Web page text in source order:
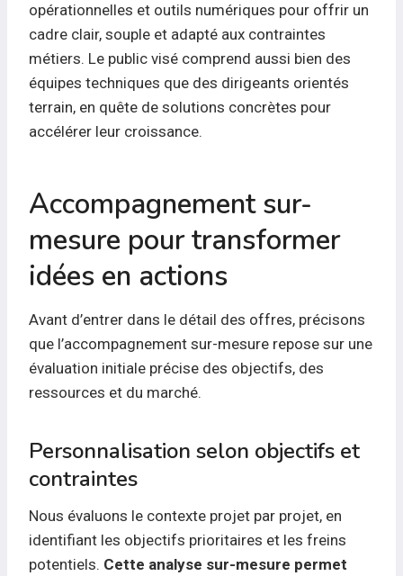
opérationnelles et outils numériques pour offrir un
cadre clair, souple et adapté aux contraintes
métiers. Le public visé comprend aussi bien des
équipes techniques que des dirigeants orientés
terrain, en quête de solutions concrètes pour
accélérer leur croissance.
Accompagnement sur-
mesure pour transformer
idées en actions
Avant d’entrer dans le détail des offres, précisons
que l’accompagnement sur-mesure repose sur une
évaluation initiale précise des objectifs, des
ressources et du marché.
Personnalisation selon objectifs et
contraintes
Nous évaluons le contexte projet par projet, en
identifiant les objectifs prioritaires et les freins
potentiels. Cette analyse sur-mesure permet